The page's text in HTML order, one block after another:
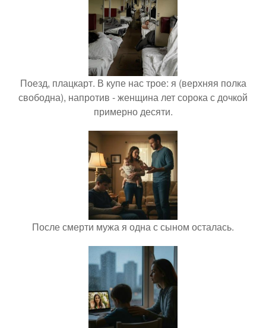
Поезд, плацкарт. В купе нас трое: я (верхняя полка
свободна), напротив - женщина лет сорока с дочкой
примерно десяти.
После смерти мужа я одна с сыном осталась.